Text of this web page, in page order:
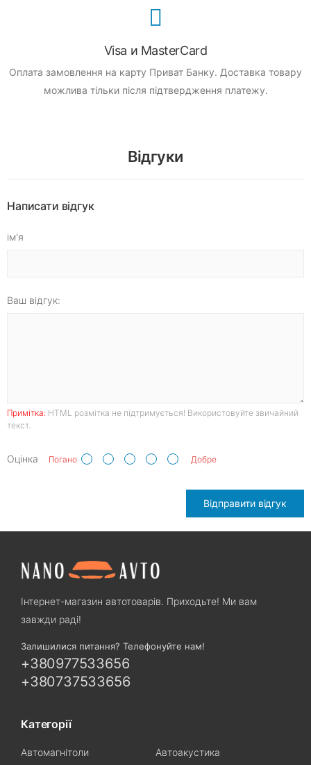
Visa и MasterCard
Оплата замовлення на карту Приват Банку. Доставка товару
можлива тільки після підтвердження платежу.
Відгуки
Написати відгук
ім'я
Ваш відгук:
Примітка: HTML розмітка не підтримується! Використовуйте звичайний
текст.
Оцінка Погано Добре
Відправити відгук
Інтернет-магазин автотоварів. Приходьте! Ми вам
завжди раді!
Залишилися питання? Телефонуйте нам!
+380977533656
+380737533656
Категорії
Автомагнітоли
Автоакустика